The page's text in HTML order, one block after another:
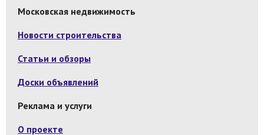
Московская недвижимость
Новости строительства
Статьи и обзоры
Доски объявлений
Реклама и услуги
О проекте